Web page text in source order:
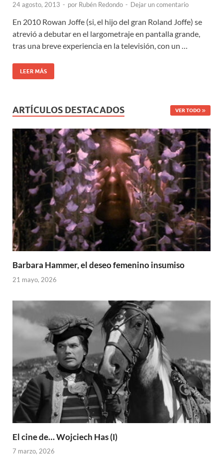
24 agosto, 2013 - por Rubén Redondo - Dejar un comentario
En 2010 Rowan Joffe (si, el hijo del gran Roland Joffe) se
atrevió a debutar en el largometraje en pantalla grande,
tras una breve experiencia en la televisión, con un …
LEER MÁS
ARTÍCULOS DESTACADOS VER TODO
Barbara Hammer, el deseo femenino insumiso
21 mayo, 2026
El cine de… Wojciech Has (I)
7 marzo, 2026